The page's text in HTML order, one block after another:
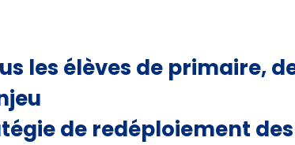
les élèves de primaire,
de redéploiement des